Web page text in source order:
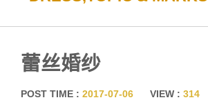
蕾丝婚纱
POST TIME : 2017-07-06 VIEW : 314